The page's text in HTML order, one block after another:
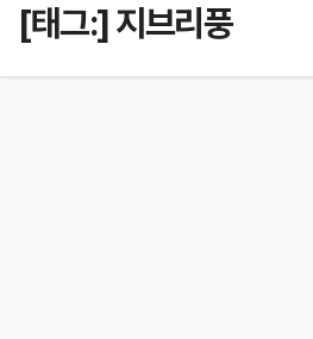
[태그:]지브리풍